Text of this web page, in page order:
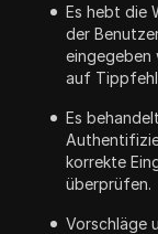
Es hebt die
der
eingegeben
auf
Es
korrekte
überprüfen.
Vorschläge